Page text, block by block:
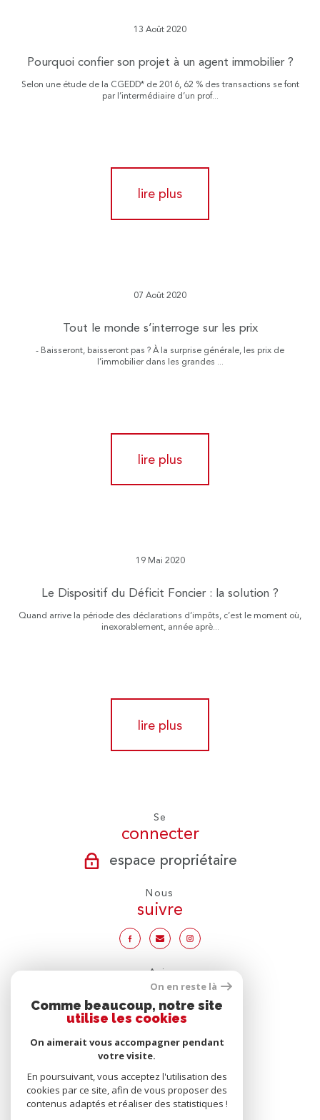
13 Août 2020
Pourquoi confier son projet à un agent immobilier ?
Selon une étude de la CGEDD* de 2016, 62 % des transactions se font
par l’intermédiaire d’un prof...
lire plus
07 Août 2020
Tout le monde s’interroge sur les prix
- Baisseront, baisseront pas ? À la surprise générale, les prix de
l’immobilier dans les grandes ...
lire plus
19 Mai 2020
Le Dispositif du Déficit Foncier : la solution ?
Quand arrive la période des déclarations d’impôts, c’est le moment où,
inexorablement, année aprè...
lire plus
Se
connecter
espace propriétaire
Nous
suivre
Avis
clients
Nous
adhérons
On en reste là
Comme beaucoup, notre site
utilise les cookies
On aimerait vous accompagner pendant
votre visite.
En poursuivant, vous acceptez l'utilisation des
cookies par ce site, afin de vous proposer des
contenus adaptés et réaliser des statistiques !